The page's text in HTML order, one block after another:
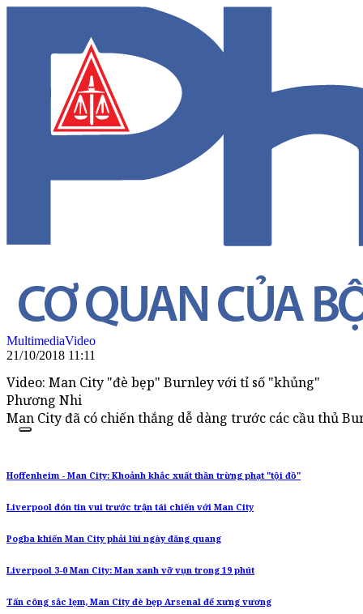
MultimediaVideo
21/10/2018 11:11
Video: Man City "đè bẹp" Burnley với tỉ số "khủng"
Phương Nhi
Man City đã có chiến thắng dễ dàng trước các cầu thủ
Hoffenheim - Man City: Khoảnh khắc xuất thần trừng phạt "tội đồ"
Liverpool đón tin vui trước trận tái chiến với Man City
Pogba khiến Man City phải lùi ngày đăng quang
Liverpool 3-0 Man City: Man xanh vỡ vụn trong 19 phút
Tấn công sắc lẹm, Man City đè bẹp Arsenal để xưng vương